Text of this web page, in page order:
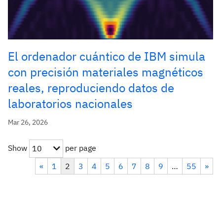
El ordenador cuántico de IBM simula
con precisión materiales magnéticos
reales, reproduciendo datos de
laboratorios nacionales
Mar 26, 2026
Show 10
per page
«
1 2 3 4 5 6 7 8 9 … 55 »